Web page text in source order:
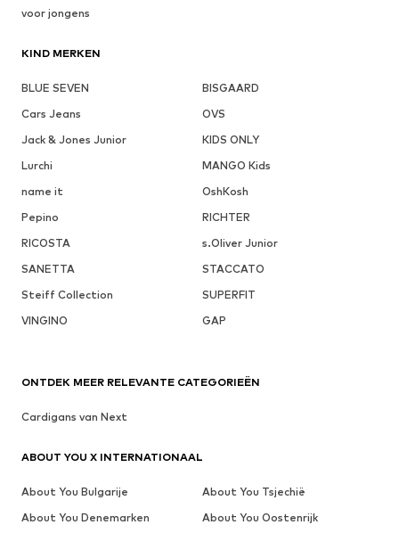
voor jongens
KIND MERKEN
BLUE SEVEN
BISGAARD
Cars Jeans
OVS
Jack & Jones Junior
KIDS ONLY
Lurchi
MANGO Kids
name it
OshKosh
Pepino
RICHTER
RICOSTA
s.Oliver Junior
SANETTA
STACCATO
Steiff Collection
SUPERFIT
VINGINO
GAP
ONTDEK MEER RELEVANTE CATEGORIEËN
Cardigans van Next
ABOUT YOU X INTERNATIONAAL
About You Bulgarije
About You Tsjechië
About You Denemarken
About You Oostenrijk